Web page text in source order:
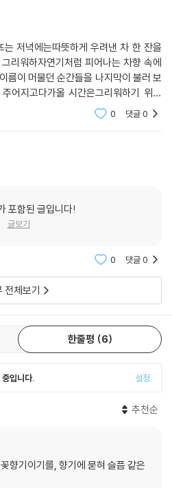
저녁에는따뜻하게 우려낸 차 한 잔을
리워하자연기처럼 피어나는 차향 속에
름이 머물던 순간들을 나지막이 불러 보
어지고다가올 시간은그리워하기 위해
이 오는 것을 두려워 말고곁에 있는 사
0 댓글0
포함된 글입니다!
글보기
0 댓글0
전체보기
한줄평 6
입니다. 설정
추천순
향기이기를, 향기에 묻혀 슬픔 같은